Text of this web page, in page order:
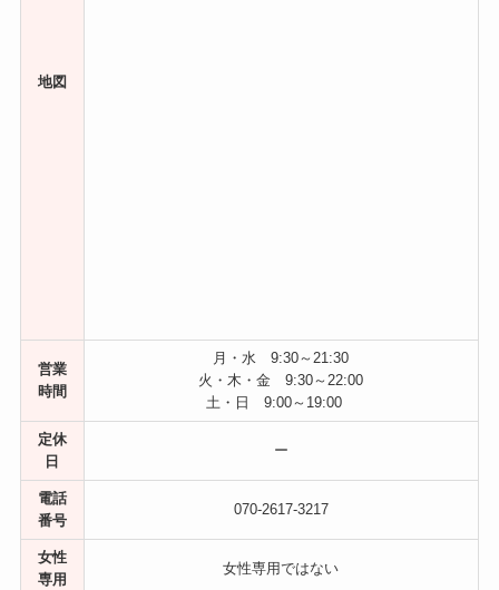
地図
営業
時間
月・水 9:30～21:30
火・木・金 9:30～22:00
土・日 9:00～19:00
定休
日
ー
電話
番号
070-2617-3217
女性
専用
女性専用ではない